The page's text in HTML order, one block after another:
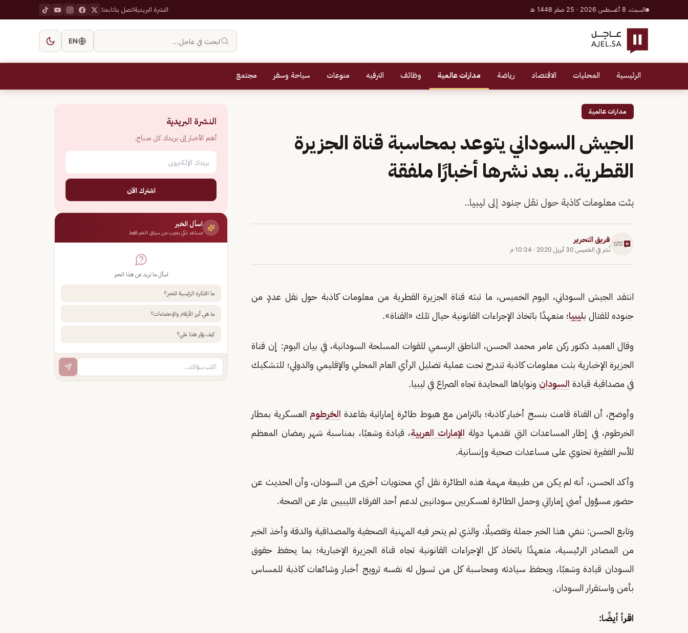
السبت، 8 أغسطس 2026 · 25 صفر 1448 هـ النشرة البريديةاتصل بناتابعنا:
ابحث في عاجل… EN
الرئيسية المحليات الاقتصاد رياضة مدارات عالمية وظائف الترفيه منوعات سياحة وسفر مجتمع
مدارات عالمية
الجيش السوداني يتوعد بمحاسبة قناة الجزيرة
القطرية.. بعد نشرها أخبارًا ملفقة
بثت معلومات كاذبة حول نقل جنود إلى ليبيا..
فريق التحرير
نُشر في الخميس 30 أبريل 2020 · 10:34 م
انتقد الجيش السوداني، اليوم الخميس، ما تبثه قناة الجزيرة القطرية من معلومات كاذبة حول نقل عددٍ من
جنوده للقتال بليبيا؛ متعهدًا باتخاذ الإجراءات القانونية حيال تلك «القناة».
وقال العميد دكتور ركن عامر محمد الحسن، الناطق الرسمي للقوات المسلحة السودانية، في بيان اليوم: إن قناة
الجزيرة الإخبارية بثت معلومات كاذبة تندرج تحت عملية تضليل الرأي العام المحلي والإقليمي والدولي؛ للتشكيك
في مصداقية قيادة السودان ونواياها المحايدة تجاه الصراع في ليبيا.
وأوضح، أن القناة قامت بنسج أخبار كاذبة؛ بالتزامن مع هبوط طائرة إماراتية بقاعدة الخرطوم العسكرية بمطار
الخرطوم، في إطار المساعدات التي تقدمها دولة الإمارات العربية، قيادة وشعبًا، بمناسبة شهر رمضان المعظم
للأسر الفقيرة تحتوي على مساعدات صحية وإنسانية.
وأكد الحسن، أنه لم يكن من طبيعة مهمة هذه الطائرة نقل أي محتويات أخرى من السودان، وأن الحديث عن
حضور مسؤول أمني إماراتي وحمل الطائرة لعسكريين سودانيين لدعم أحد الفرقاء الليبيين عار عن الصحة.
وتابع الحسن: ننفي هذا الخبر جملة وتفصيلًا، والذي لم يتحر فيه المهنية الصحفية والمصداقية والدقة وأخذ الخبر
من المصادر الرئيسية، متعهدًا باتخاذ كل الإجراءات القانونية تجاه قناة الجزيرة الإخبارية؛ بما يحفظ حقوق
السودان قيادة وشعبًا، ويحفظ سيادته ومحاسبة كل من تسول له نفسه ترويج أخبار وشائعات كاذبة للمساس
بأمن واستقرار السودان.
اقرأ أيضًا:
النشرة البريدية
أهم الأخبار إلى بريدك كل صباح.
اشترك الآن
اسأل الخبر
مساعد ذكي يجيب من سياق الخبر فقط
اسأل ما تريد عن هذا الخبر
ما الفكرة الرئيسية للخبر؟
ما هي أبرز الأرقام والإحصاءات؟
كيف يؤثر هذا علي؟